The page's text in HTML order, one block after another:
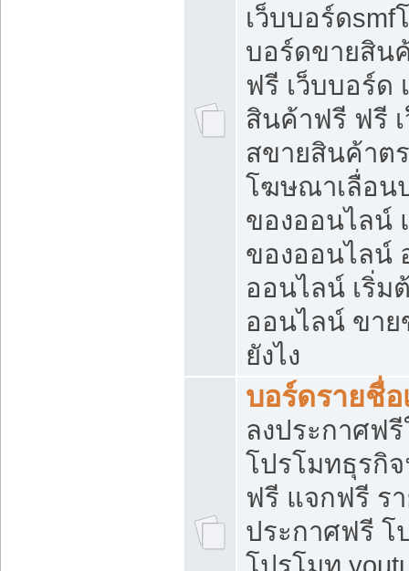
เว็บบอร์ดsmf
บอร์ดขายสิน
ฟรี เว็บบอร์ด
สินค้าฟรี ฟรี
สขายสินค้าต
โฆษณาเลื่อน
ของออนไลน์
ของออนไลน์
ออนไลน์ เริ่ม
ออนไลน์ ขาย
ยังไง
บอร์ดรายชื่อ
ลงประกาศฟรี
โปรโมทธุรกิ
ฟรี แจกฟรี ร
ประกาศฟรี โ